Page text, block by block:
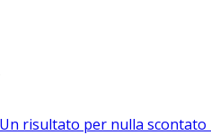
risultato per nulla scontato